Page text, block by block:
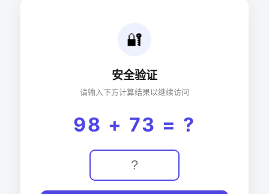
🔐
安全验证
请输入下方计算结果以继续访问
98 + 73 = ?